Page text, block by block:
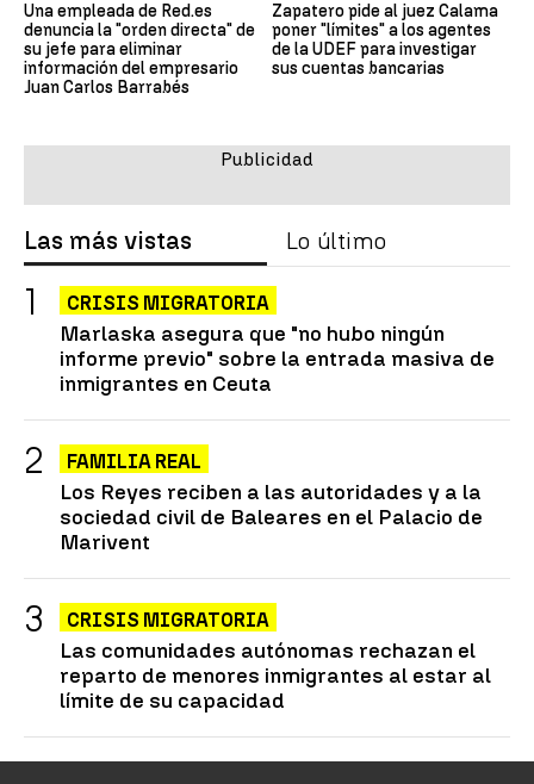
Una empleada de Red.es
denuncia la "orden directa" de
su jefe para eliminar
información del empresario
Juan Carlos Barrabés
Zapatero pide al juez Calama
poner "límites" a los agentes
de la UDEF para investigar
sus cuentas bancarias
Las más vistas Lo último
CRISIS MIGRATORIA
Marlaska asegura que "no hubo ningún
informe previo" sobre la entrada masiva de
inmigrantes en Ceuta
FAMILIA REAL
Los Reyes reciben a las autoridades y a la
sociedad civil de Baleares en el Palacio de
Marivent
CRISIS MIGRATORIA
Las comunidades autónomas rechazan el
reparto de menores inmigrantes al estar al
límite de su capacidad